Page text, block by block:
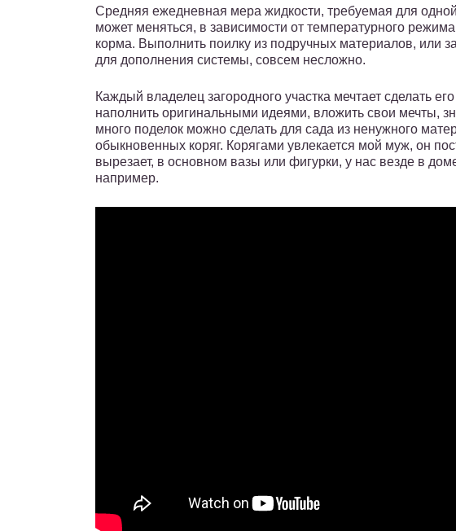
Средняя ежедневная мера жидкости, требуемая для
может меняться, в зависимости от температурного
корма. Выполнить поилку из подручных материалов, или
для дополнения системы, совсем несложно.
Каждый владелец загородного участка мечтает сделать
наполнить оригинальными идеями, вложить свои мечты,
много поделок можно сделать для сада из ненужного
обыкновенных коряг. Корягами увлекается мой муж, он
вырезает, в основном вазы или фигурки, у нас везде в
например.